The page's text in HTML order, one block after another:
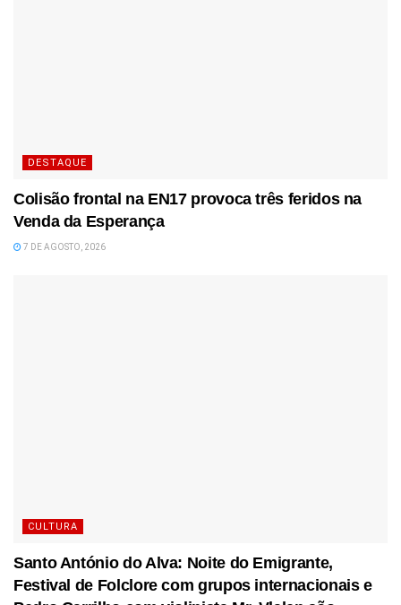
DESTAQUE
Colisão frontal na EN17 provoca três feridos na
Venda da Esperança
7 DE AGOSTO, 2026
CULTURA
Santo António do Alva: Noite do Emigrante,
Festival de Folclore com grupos internacionais e